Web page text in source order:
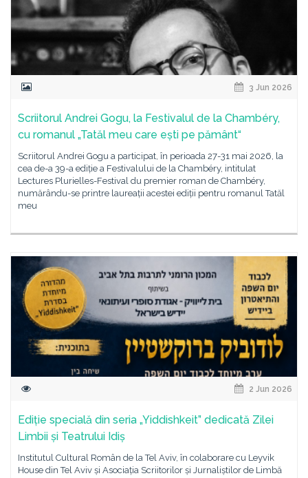
3 Jun 2026
Scriitorul Andrei Gogu, la Festivalul de la Chambéry,
cu romanul „Tatăl meu care ești pe pământ“
Scriitorul Andrei Gogu a participat, în perioada 27-31 mai 2026, la
cea de-a 39-a ediție a Festivalului de la Chambéry, intitulat
Lectures Plurielles-Festival du premier roman de Chambéry,
numărându-se printre laureații acestei ediții pentru romanul Tatăl
meu
2 Jun 2026
Ediție specială din seria „Yiddishkeit” dedicată Zilei
Limbii și Teatrului Idiș
Institutul Cultural Român de la Tel Aviv, în colaborare cu Leyvik
House din Tel Aviv și Asociația Scriitorilor și Jurnaliștilor de Limbă